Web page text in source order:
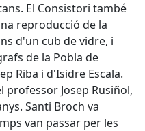
El Consistori també
reproducció de la
d'un cub de vidre, i
de la Pobla de
Riba i d'Isidre Escala.
professor Josep Rusiñol,
Santi Broch va
van passar per les